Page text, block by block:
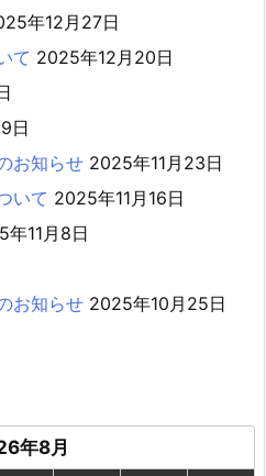
年12月27日
て 2025年12月20日
日
お知らせ 2025年11月23日
いて 2025年11月16日
年11月8日
お知らせ 2025年10月25日
年8月